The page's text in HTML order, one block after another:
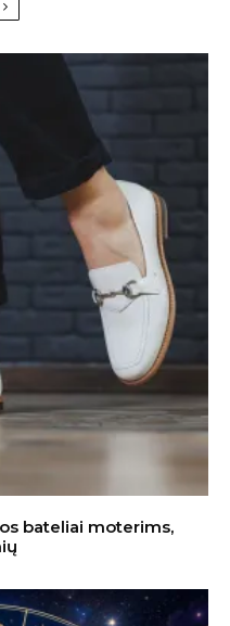
bateliai moterims,